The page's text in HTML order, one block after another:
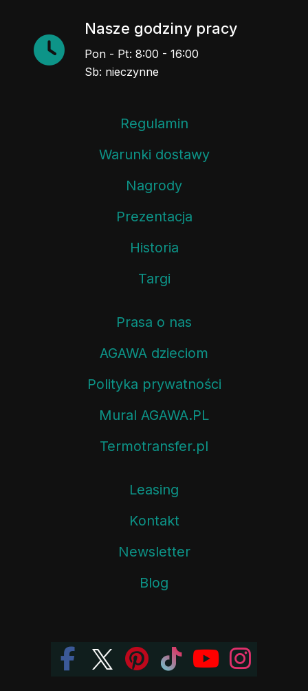
Nasze godziny pracy
Pon - Pt: 8:00 - 16:00
Sb: nieczynne
Regulamin
Warunki dostawy
Nagrody
Prezentacja
Historia
Targi
Prasa o nas
AGAWA dzieciom
Polityka prywatności
Mural AGAWA.PL
Termotransfer.pl
Leasing
Kontakt
Newsletter
Blog